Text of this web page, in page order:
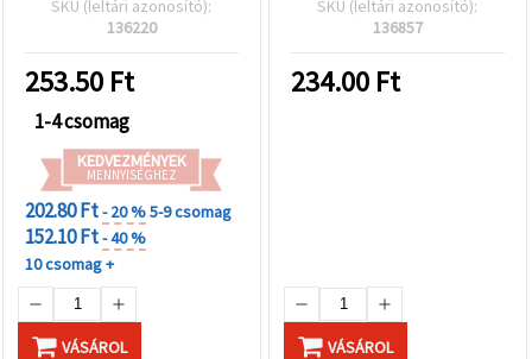
színű, 30,5x18x2,5 mm, 10
SKU (leltári azonosító):
136220
253.50 Ft
1-4 csomag
KEDVEZMÉNYEK
MENNYISÉGHEZ
202.80 Ft- 20 %5-9 csomag
152.10 Ft- 40 %
10 csomag +
VÁSÁROL
mm, 1 mm furatok, 2 db,
karkötőkhöz és
nyakláncokhoz
SKU (leltári azonosító):
136857
234.00 Ft
VÁSÁROL